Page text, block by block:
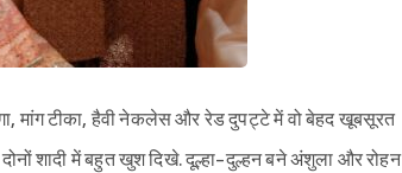
मांग टीका, हैवी नेकलेस और रेड दुपट्टे में वो बेहद खूबसूरत
शादी में बहुत खुश दिखे. दूल्हा-दुल्हन बने अंशुला और रोहन